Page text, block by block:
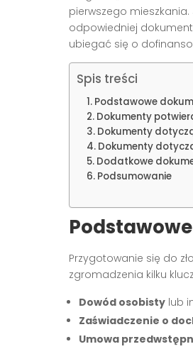
pierwszego
odpowiedniej
ubiegać się o
Spis treści
Podstawowe
Dokumenty
Dokumenty
Dokumenty
Dodatkowe
Podsumowanie
Przygotowanie się do
zgromadzenia kilku
Dowód osobisty lub
Zaświadczenie o
Umowa